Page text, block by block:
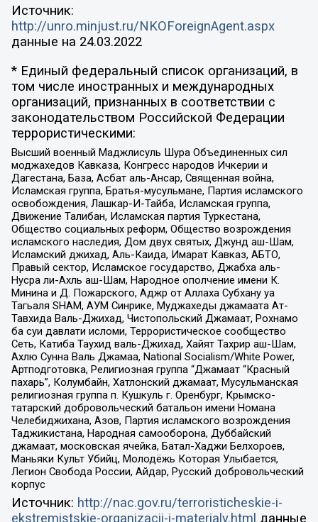
Источник:
http://unro.minjust.ru/NKOForeignAgent.aspx
данные на 24.03.2022
* Единый федеральный список организаций, в
том числе иностранных и международных
организаций, признанных в соответствии с
законодательством Российской Федерации
террористическими:
Высший военный Маджлисуль Шура Объединенных сил
моджахедов Кавказа, Конгресс народов Ичкерии и
Дагестана, База, Асбат аль-Ансар, Священная война,
Исламская группа, Братья-мусульмане, Партия исламского
освобождения, Лашкар-И-Тайба, Исламская группа,
Движение Талибан, Исламская партия Туркестана,
Общество социальных реформ, Общество возрождения
исламского наследия, Дом двух святых, Джунд аш-Шам,
Исламский джихад, Аль-Каида, Имарат Кавказ, АБТО,
Правый сектор, Исламское государство, Джабха аль-
Нусра ли-Ахль аш-Шам, Народное ополчение имени К.
Минина и Д. Пожарского, Аджр от Аллаха Субхану уа
Тагьаля SHAM, АУМ Синрике, Муджахеды джамаата Ат-
Тавхида Валь-Джихад, Чистопольский Джамаат, Рохнамо
ба суи давлати исломи, Террористическое сообщество
Сеть, Катиба Таухид валь-Джихад, Хайят Тахрир аш-Шам,
Ахлю Сунна Валь Джамаа, National Socialism/White Power,
Артподготовка, Религиозная группа “Джамаат “Красный
пахарь”, Колумбайн, Хатлонский джамаат, Мусульманская
религиозная группа п. Кушкуль г. Оренбург, Крымско-
татарский добровольческий батальон имени Номана
Челебиджихана, Азов, Партия исламского возрождения
Таджикистана, Народная самооборона, Дуббайский
джамаат, московская ячейка, Батал-Хаджи Белхороев,
Маньяки Культ Убийц, Молодёжь Которая Улыбается,
Легион Свобода России, Айдар, Русский добровольческий
корпус
Источник: http://nac.gov.ru/terroristicheskie-i-
ekstremistskie-organizacii-i-materialy.html данные